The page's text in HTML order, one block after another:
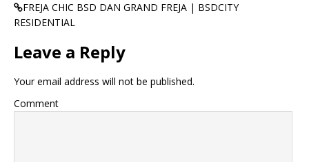
FREJA CHIC BSD DAN GRAND FREJA | BSDCITY
RESIDENTIAL
Leave a Reply
Your email address will not be published.
Comment